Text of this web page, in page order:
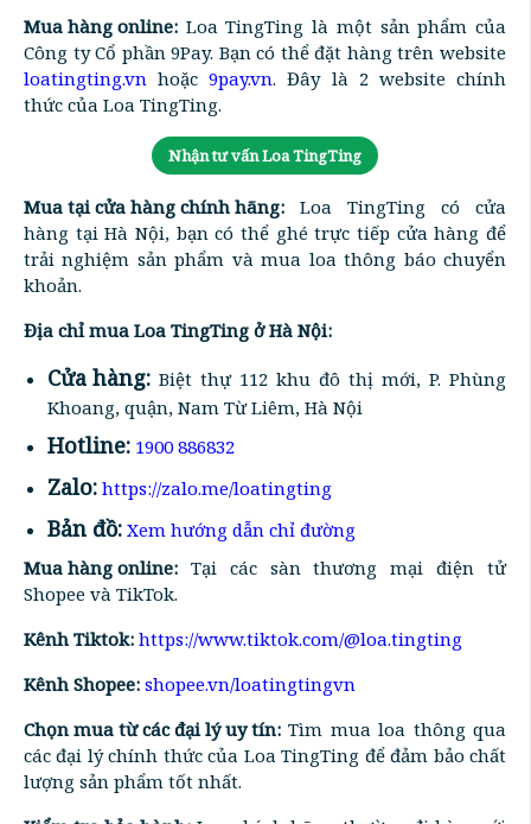
Mua hàng online: Loa TingTing là một sản phẩm của
Công ty Cổ phần 9Pay. Bạn có thể đặt hàng trên website
loatingting.vn hoặc9pay.vn. Đây là 2 website chính
thức của Loa TingTing.
Nhận tư vấn Loa TingTing
Mua tại cửa hàng chính hãng: Loa TingTing có cửa
hàng tại Hà Nội, bạn có thể ghé trực tiếp cửa hàng để
trải nghiệm sản phẩm và mua loa thông báo chuyển
khoản.
Địa chỉ mua Loa TingTing ở Hà Nội:
Cửa hàng: Biệt thự 112 khu đô thị mới, P. Phùng
Khoang, quận, Nam Từ Liêm, Hà Nội
Hotline: 1900 886832
Zalo: https://zalo.me/loatingting
Bản đồ: Xem hướng dẫn chỉ đường
Mua hàng online: Tại các sàn thương mại điện tử
Shopee và TikTok.
Kênh Tiktok: https://www.tiktok.com/@loa.tingting
Kênh Shopee: shopee.vn/loatingtingvn
Chọn mua từ các đại lý uy tín: Tìm mua loa thông qua
các đại lý chính thức của Loa TingTing để đảm bảo chất
lượng sản phẩm tốt nhất.